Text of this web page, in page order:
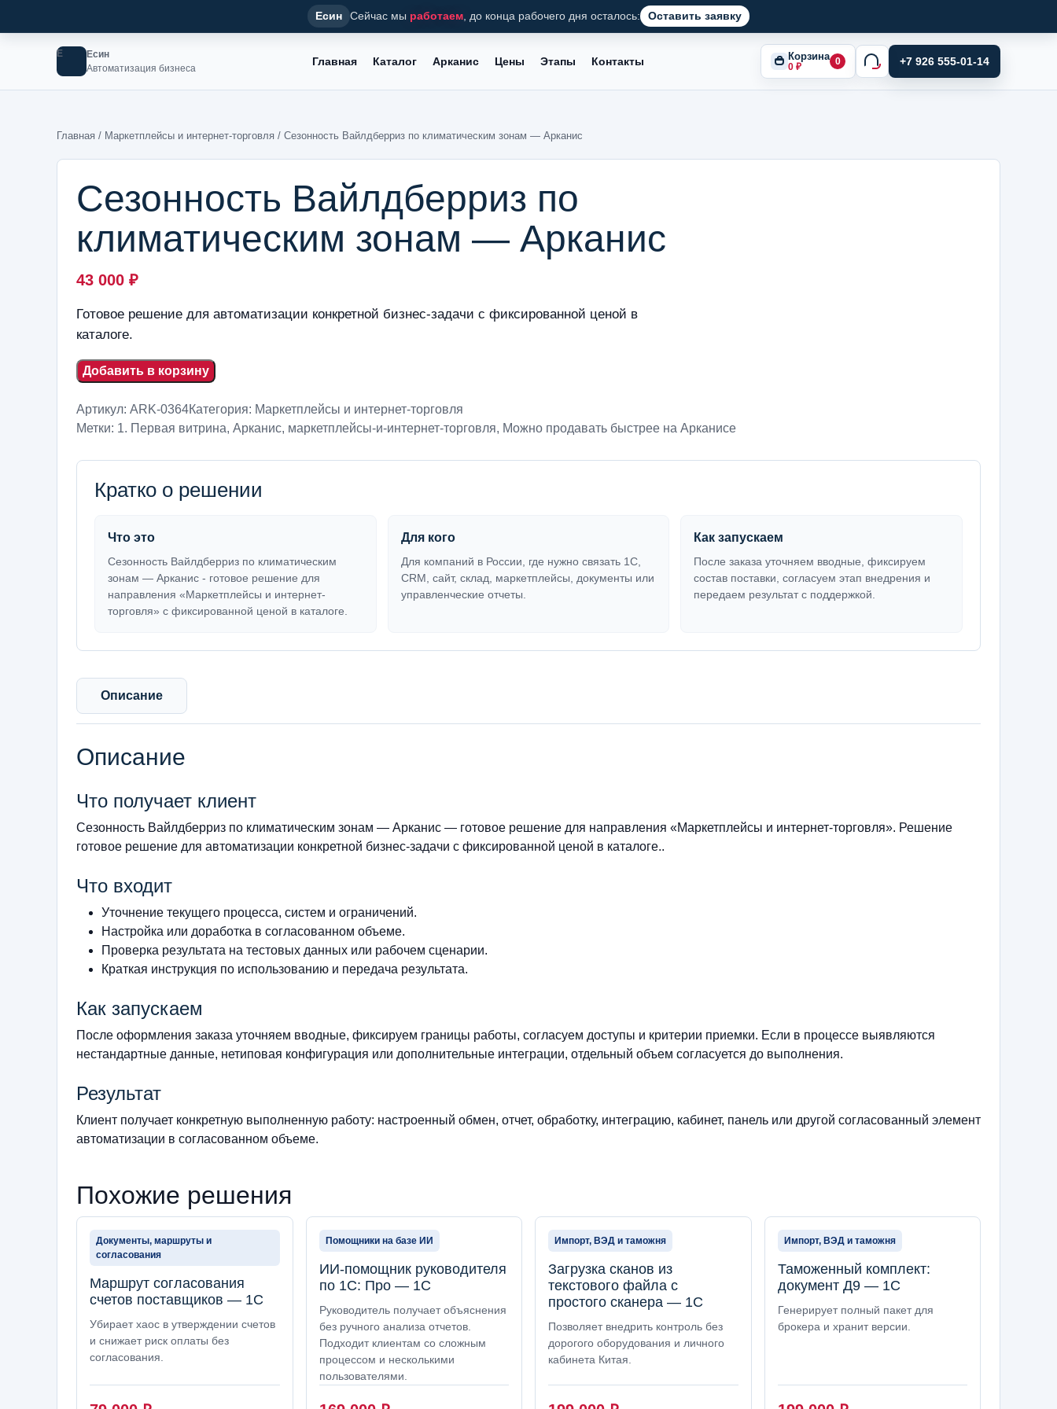
Есин Сейчас мы работаем , до конца рабочего дня осталось: Оставить заявку
Е
Есин
Автоматизация бизнеса
Главная Каталог Арканис Цены Этапы Контакты Корзина
0 ₽ 0 +7 926 555-01-14
Главная / Маркетплейсы и интернет-торговля / Сезонность Вайлдберриз по климатическим зонам — Арканис
Сезонность Вайлдберриз по
климатическим зонам — Арканис
43 000 ₽
Готовое решение для автоматизации конкретной бизнес-задачи с фиксированной ценой в
каталоге.
Добавить в корзину
Артикул: ARK-0364Категория: Маркетплейсы и интернет-торговля
Метки: 1. Первая витрина, Арканис, маркетплейсы-и-интернет-торговля, Можно продавать быстрее на Арканисе
Кратко о решении
Что это
Сезонность Вайлдберриз по климатическим
зонам — Арканис - готовое решение для
направления «Маркетплейсы и интернет-
торговля» с фиксированной ценой в каталоге.
Для кого
Для компаний в России, где нужно связать 1С,
CRM, сайт, склад, маркетплейсы, документы или
управленческие отчеты.
Как запускаем
После заказа уточняем вводные, фиксируем
состав поставки, согласуем этап внедрения и
передаем результат с поддержкой.
Описание
Описание
Что получает клиент
Сезонность Вайлдберриз по климатическим зонам — Арканис — готовое решение для направления «Маркетплейсы и интернет-торговля». Решение
готовое решение для автоматизации конкретной бизнес-задачи с фиксированной ценой в каталоге..
Что входит
Уточнение текущего процесса, систем и ограничений.
Настройка или доработка в согласованном объеме.
Проверка результата на тестовых данных или рабочем сценарии.
Краткая инструкция по использованию и передача результата.
Как запускаем
После оформления заказа уточняем вводные, фиксируем границы работы, согласуем доступы и критерии приемки. Если в процессе выявляются
нестандартные данные, нетиповая конфигурация или дополнительные интеграции, отдельный объем согласуется до выполнения.
Результат
Клиент получает конкретную выполненную работу: настроенный обмен, отчет, обработку, интеграцию, кабинет, панель или другой согласованный элемент
автоматизации в согласованном объеме.
Похожие решения
Документы, маршруты и
согласования
Маршрут согласования
счетов поставщиков — 1С
Убирает хаос в утверждении счетов
и снижает риск оплаты без
согласования.
Помощники на базе ИИ
ИИ-помощник руководителя
по 1С: Про — 1С
Руководитель получает объяснения
без ручного анализа отчетов.
Подходит клиентам со сложным
процессом и несколькими
пользователями.
Импорт, ВЭД и таможня
Загрузка сканов из
текстового файла с
простого сканера — 1С
Позволяет внедрить контроль без
дорогого оборудования и личного
кабинета Китая.
Импорт, ВЭД и таможня
Таможенный комплект:
документ Д9 — 1С
Генерирует полный пакет для
брокера и хранит версии.